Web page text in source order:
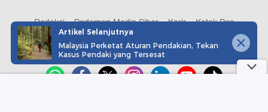
Redaksi Pedoman Media Siber Karir
Kotak Pos
Info Iklan
Privacy Policy
Artikel Selanjutnya
Malaysia Perketat Aturan Pendakian, Tekan
Kasus Pendaki yang Tersesat